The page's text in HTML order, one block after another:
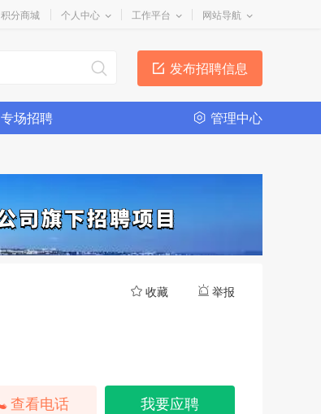
积分商城 个人中心 工作平台 网站导航
发布招聘信息
专场招聘 管理中心
收藏 举报
查看电话 我要应聘